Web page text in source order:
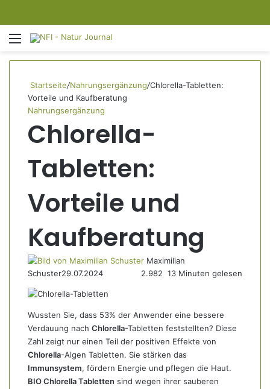
Menü
Startseite/Nahrungsergänzung/Chlorella-Tabletten:
Vorteile und Kaufberatung
Nahrungsergänzung
Chlorella-
Tabletten:
Vorteile und
Kaufberatung
Maximilian
Schuster29.07.2024 2.982 13 Minuten gelesen
Wussten Sie, dass 53% der Anwender eine bessere
Verdauung nach Chlorella-Tabletten feststellten? Diese
Zahl zeigt nur einen Teil der positiven Effekte von
Chlorella-Algen Tabletten. Sie stärken das
Immunsystem, fördern Energie und pflegen die Haut.
BIO Chlorella Tabletten sind wegen ihrer sauberen